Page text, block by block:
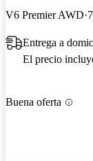
V6 Premier AWD
Entrega a
El precio
Buena oferta